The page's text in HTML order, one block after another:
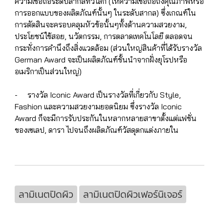
การออกแบบของผลิตภัณฑ์นั้นๆ ในระดับสากล) ซึ่งเกณฑ์ใน
การตัดสินจะครอบคลุมหัวข้อนั้นๆทั้งด้านความสวยงาม,
ประโยชน์ใช้สอย, นวัตกรรม, การตลาดเทคโนโลยี ตลอดจน
กระทั่งการคำนึงถึงสิ่งแวดล้อม (ส่วนใหญ่สินค้าที่ได้รับรางวัล
German Award จะเป็นผลิตภัณฑ์ชั้นนำจากฝั่งยุโรปหรือ
อเมริกาเป็นส่วนใหญ่)
- รางวัล Iconic Award เป็นรางวัลที่เกี่ยวกับ Style,
Fashion และความสวยงามยอดนิยม ซึ่งรางวัล Iconic
Award ก็จะมีการรับประกันในหลากหลายสาขาตั้งแต่แฟชั่น
ของเซเลป, ดารา ไปจนถึงผลิตภัณฑ์วัสดุตกแต่งภายใน
ลามิเนตปิดผิว
ลามิเนตปิดผิวเฟอร์นิเจอร์